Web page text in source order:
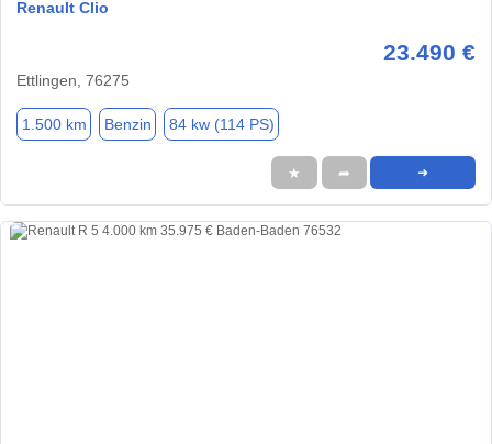
Renault Clio
23.490 €
Ettlingen, 76275
1.500 km Benzin 84 kw (114 PS)
★ ➦ ➜